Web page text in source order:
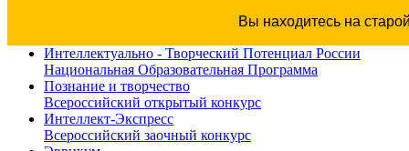
Вы находитесь на
Интеллектуально - Творческий Потенциал России
Национальная Образовательная Программа
Познание и творчество
Всероссийский открытый конкурс
Интеллект-Экспресс
Всероссийский заочный конкурс